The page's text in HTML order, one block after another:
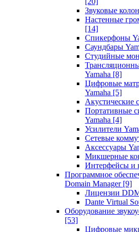
Звуковые
Настенные
[14]
Спикерфоны
Саундбары
Студийные
Yamaha [8]
Цифровые
Yamaha [5]
Акустические
Портативные
Yamaha [4]
Усилители
Сетевые
Аксессуары
Микшерные
Интерфейсы и
Программное
Domain Manager [9]
Лицензии
Dante Virtual
Оборудование
[53]
Цифровые